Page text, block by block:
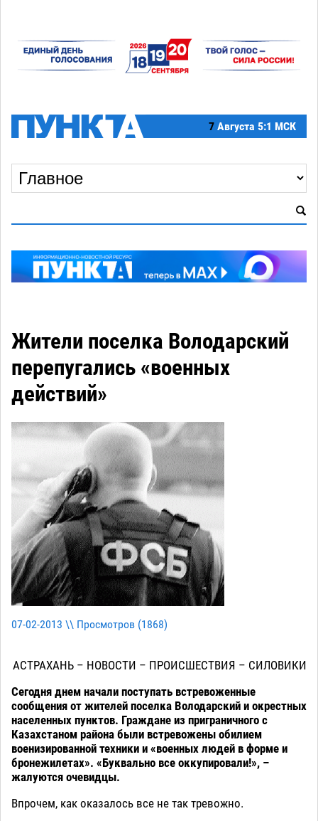
7 Августа 5:1 МСК
Жители поселка Володарский
перепугались «военных
действий»
07-02-2013 \\ Просмотров (1868)
АСТРАХАНЬ – НОВОСТИ – ПРОИСШЕСТВИЯ – СИЛОВИКИ
Сегодня днем начали поступать встревоженные
сообщения от жителей поселка Володарский и окрестных
населенных пунктов. Граждане из приграничного с
Казахстаном района были встревожены обилием
военизированной техники и «военных людей в форме и
бронежилетах». «Буквально все оккупировали!», –
жалуются очевидцы.
Впрочем, как оказалось все не так тревожно.